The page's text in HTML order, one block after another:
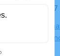
Le mardi
Saint